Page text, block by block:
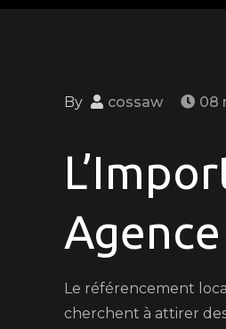
By cossaw 08
Le référencement
cherchent à attirer